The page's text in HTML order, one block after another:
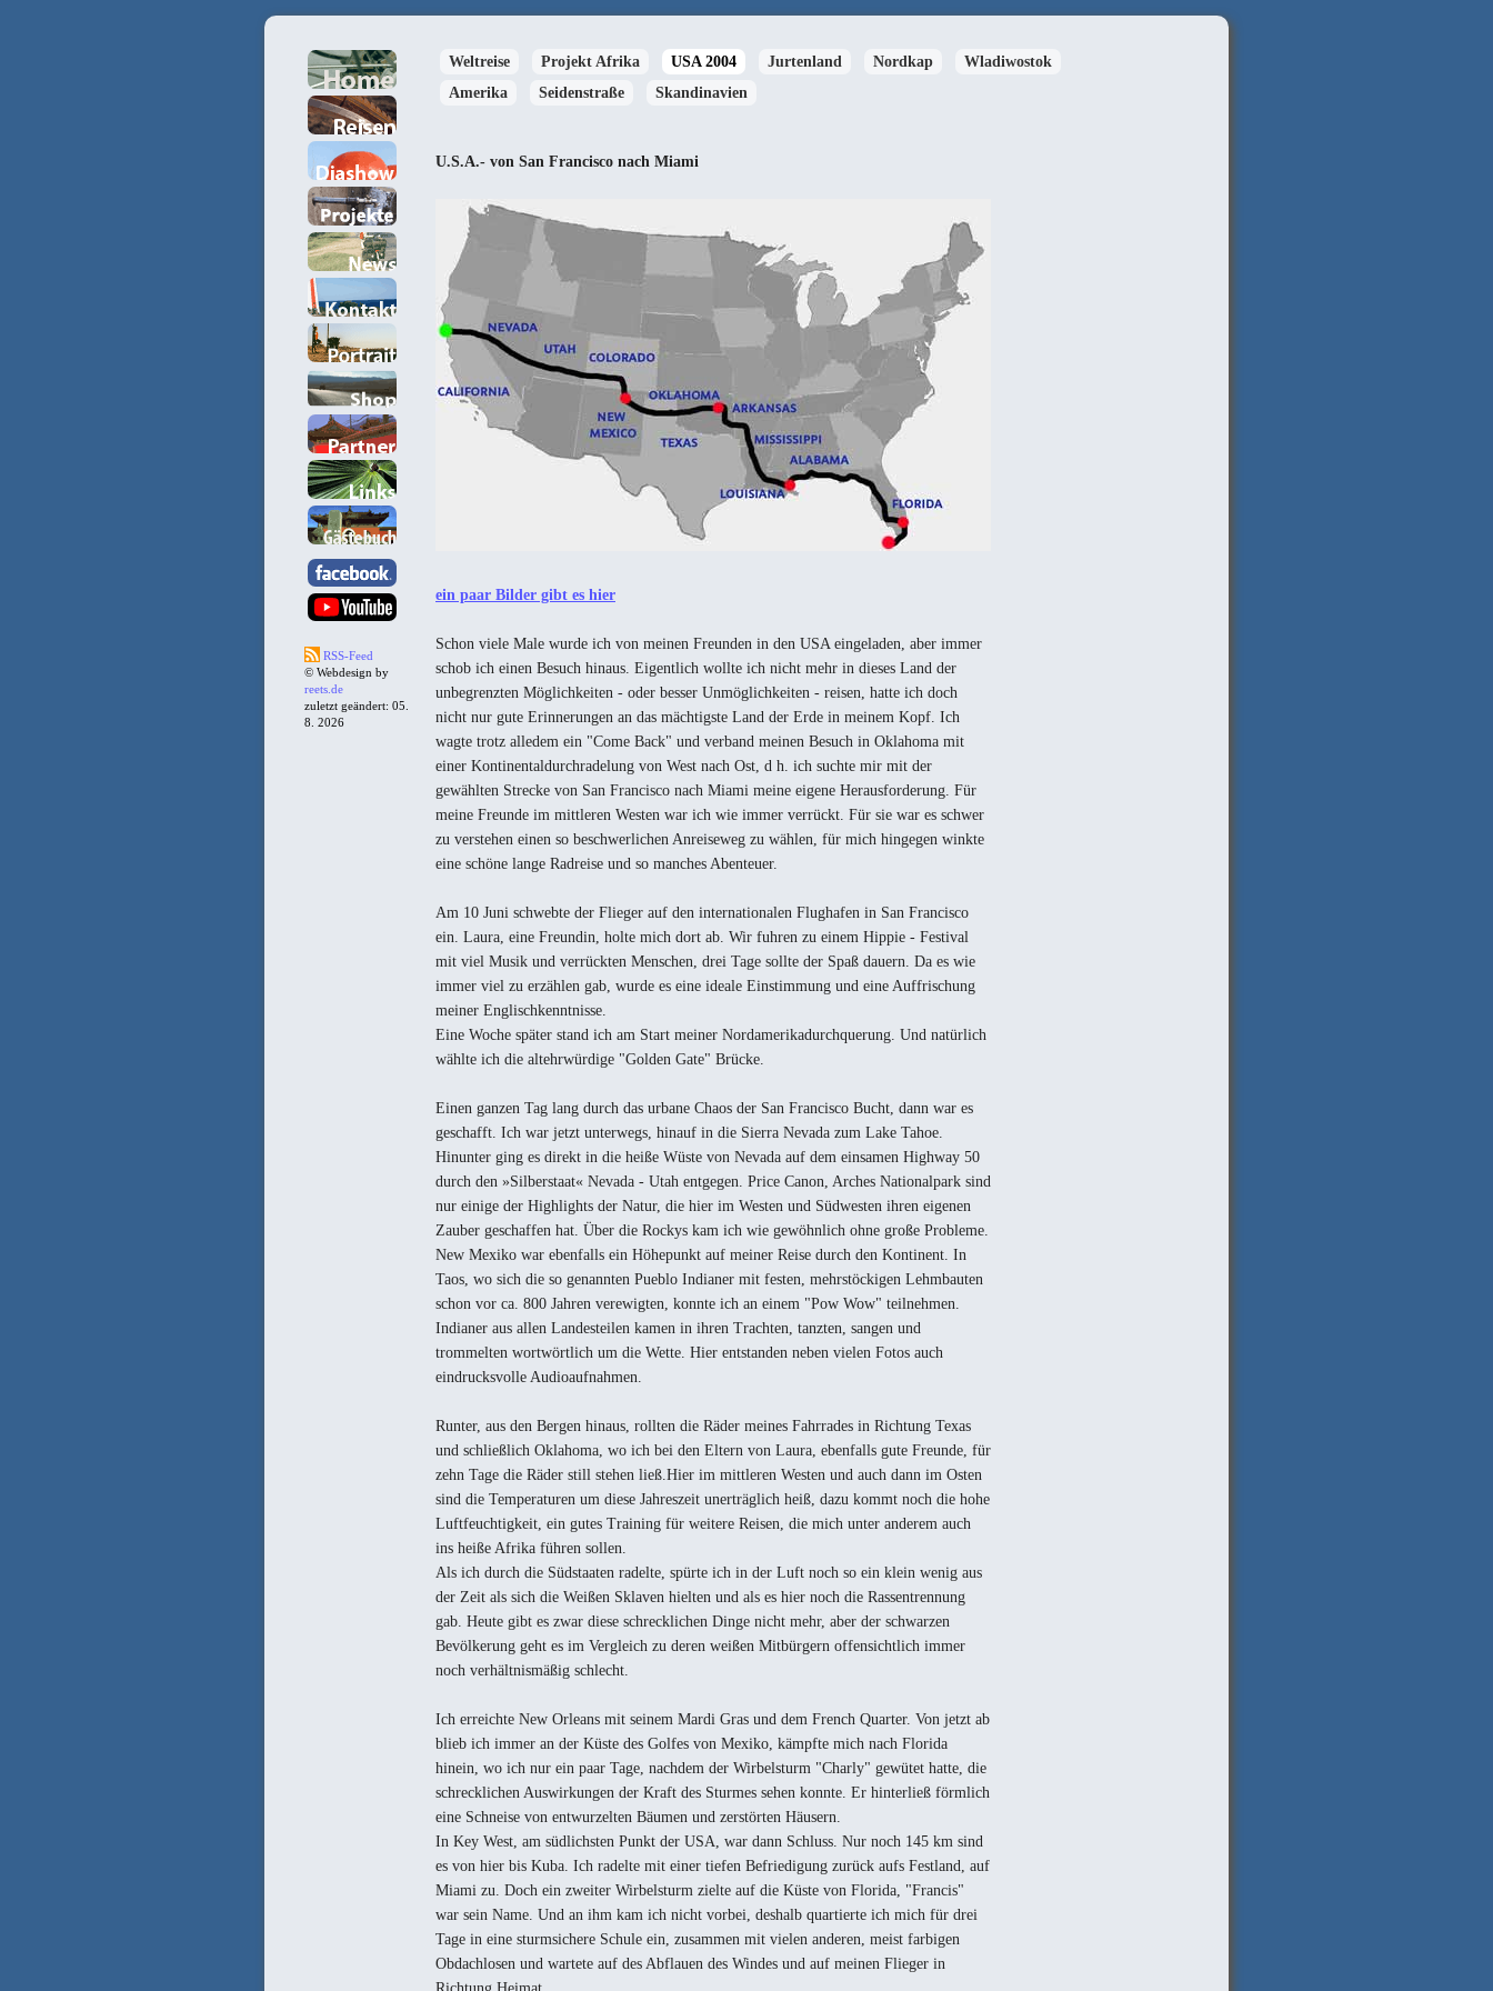
RSS-Feed
© Webdesign by
reets.de
zuletzt geändert: 05.
8. 2026
Weltreise Projekt Afrika USA 2004 Jurtenland Nordkap
Wladiwostok
Amerika
Seidenstraße Skandinavien
U.S.A.- von San Francisco nach Miami
ein paar Bilder gibt es hier
Schon viele Male wurde ich von meinen Freunden in den USA eingeladen, aber immer
schob ich einen Besuch hinaus. Eigentlich wollte ich nicht mehr in dieses Land der
unbegrenzten Möglichkeiten - oder besser Unmöglichkeiten - reisen, hatte ich doch
nicht nur gute Erinnerungen an das mächtigste Land der Erde in meinem Kopf. Ich
wagte trotz alledem ein "Come Back" und verband meinen Besuch in Oklahoma mit
einer Kontinentaldurchradelung von West nach Ost, d h. ich suchte mir mit der
gewählten Strecke von San Francisco nach Miami meine eigene Herausforderung. Für
meine Freunde im mittleren Westen war ich wie immer verrückt. Für sie war es schwer
zu verstehen einen so beschwerlichen Anreiseweg zu wählen, für mich hingegen winkte
eine schöne lange Radreise und so manches Abenteuer.
Am 10 Juni schwebte der Flieger auf den internationalen Flughafen in San Francisco
ein. Laura, eine Freundin, holte mich dort ab. Wir fuhren zu einem Hippie - Festival
mit viel Musik und verrückten Menschen, drei Tage sollte der Spaß dauern. Da es wie
immer viel zu erzählen gab, wurde es eine ideale Einstimmung und eine Auffrischung
meiner Englischkenntnisse.
Eine Woche später stand ich am Start meiner Nordamerikadurchquerung. Und natürlich
wählte ich die altehrwürdige "Golden Gate" Brücke.
Einen ganzen Tag lang durch das urbane Chaos der San Francisco Bucht, dann war es
geschafft. Ich war jetzt unterwegs, hinauf in die Sierra Nevada zum Lake Tahoe.
Hinunter ging es direkt in die heiße Wüste von Nevada auf dem einsamen Highway 50
durch den »Silberstaat« Nevada - Utah entgegen. Price Canon, Arches Nationalpark sind
nur einige der Highlights der Natur, die hier im Westen und Südwesten ihren eigenen
Zauber geschaffen hat. Über die Rockys kam ich wie gewöhnlich ohne große Probleme.
New Mexiko war ebenfalls ein Höhepunkt auf meiner Reise durch den Kontinent. In
Taos, wo sich die so genannten Pueblo Indianer mit festen, mehrstöckigen Lehmbauten
schon vor ca. 800 Jahren verewigten, konnte ich an einem "Pow Wow" teilnehmen.
Indianer aus allen Landesteilen kamen in ihren Trachten, tanzten, sangen und
trommelten wortwörtlich um die Wette. Hier entstanden neben vielen Fotos auch
eindrucksvolle Audioaufnahmen.
Runter, aus den Bergen hinaus, rollten die Räder meines Fahrrades in Richtung Texas
und schließlich Oklahoma, wo ich bei den Eltern von Laura, ebenfalls gute Freunde, für
zehn Tage die Räder still stehen ließ.Hier im mittleren Westen und auch dann im Osten
sind die Temperaturen um diese Jahreszeit unerträglich heiß, dazu kommt noch die hohe
Luftfeuchtigkeit, ein gutes Training für weitere Reisen, die mich unter anderem auch
ins heiße Afrika führen sollen.
Als ich durch die Südstaaten radelte, spürte ich in der Luft noch so ein klein wenig aus
der Zeit als sich die Weißen Sklaven hielten und als es hier noch die Rassentrennung
gab. Heute gibt es zwar diese schrecklichen Dinge nicht mehr, aber der schwarzen
Bevölkerung geht es im Vergleich zu deren weißen Mitbürgern offensichtlich immer
noch verhältnismäßig schlecht.
Ich erreichte New Orleans mit seinem Mardi Gras und dem French Quarter. Von jetzt ab
blieb ich immer an der Küste des Golfes von Mexiko, kämpfte mich nach Florida
hinein, wo ich nur ein paar Tage, nachdem der Wirbelsturm "Charly" gewütet hatte, die
schrecklichen Auswirkungen der Kraft des Sturmes sehen konnte. Er hinterließ förmlich
eine Schneise von entwurzelten Bäumen und zerstörten Häusern.
In Key West, am südlichsten Punkt der USA, war dann Schluss. Nur noch 145 km sind
es von hier bis Kuba. Ich radelte mit einer tiefen Befriedigung zurück aufs Festland, auf
Miami zu. Doch ein zweiter Wirbelsturm zielte auf die Küste von Florida, "Francis"
war sein Name. Und an ihm kam ich nicht vorbei, deshalb quartierte ich mich für drei
Tage in eine sturmsichere Schule ein, zusammen mit vielen anderen, meist farbigen
Obdachlosen und wartete auf des Abflauen des Windes und auf meinen Flieger in